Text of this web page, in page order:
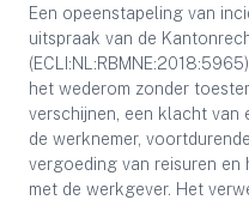
Een opeenstapeling van
uitspraak van de
het wederom zonder
verschijnen, een klacht
de werknemer,
vergoeding van reisuren
met de werkgever. Het